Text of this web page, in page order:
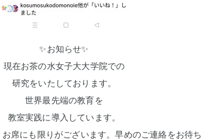
✨️お知らせ✨️
現在お茶の水女子大大学院での
研究をいたしております。
世界最先端の教育を
教室実践に導入しています。
席にも限りがございます。早めのご連絡をお待